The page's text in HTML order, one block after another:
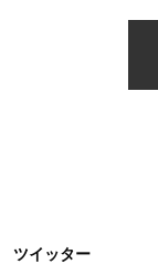
ツイッター